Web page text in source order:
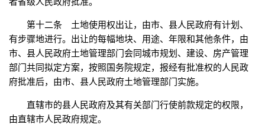
第十二条 土地使用权出让，由市、县人民政府有计划、
有步骤地进行。出让的每幅地块、用途、年限和其他条件，由
市、县人民政府土地管理部门会同城市规划、建设、房产管理
部门共同拟定方案，按照国务院规定，报经有批准权的人民政
府批准后，由市、县人民政府土地管理部门实施。
直辖市的县人民政府及其有关部门行使前款规定的权限，
由直辖市人民政府规定。